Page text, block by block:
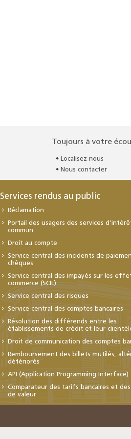
Toujours à votre
Localisez nous
Nous contacter
Services rendus au public
Réclamation
Portail des usagers des services
commun
Droit au compte
Service central des incidents de
chèques
Service central des impayés sur les
commerce (SCIL)
Service central des risques
Service central des comptes bancaires
Résolution des différends entre les
établissements de crédit et leur
Droit de communication des comptes
Remboursement des billets mutilés,
détériorés
API (Application Programming Interface)
Comparateur des tarifs bancaires et
de valeur